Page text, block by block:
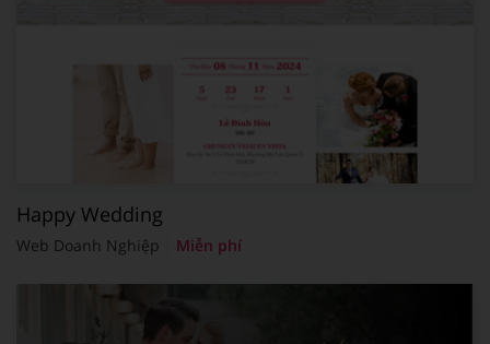
Happy Wedding
Web Doanh Nghiệp Miễn phí